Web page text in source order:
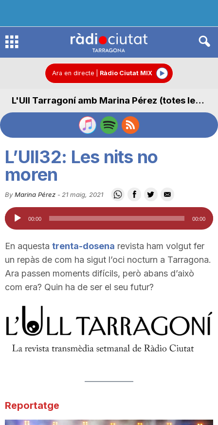
R
d
C
i
u
t
a
t
Ara en directe Ràdio Ciutat MIX
L'Ull Tarragoní amb Marina Pérez (totes les seccions)
L’Ull32: Les nits no
moren
By Marina Pérez - 21 maig, 2021
Reproductor
d'àudio
00:00 00:00
En aquesta trenta-dosena revista ham volgut fer
un repàs de com ha sigut l’oci nocturn a Tarragona.
Ara passen moments difícils, però abans d’això
com era? Quin ha de ser el seu futur?
Reportatge